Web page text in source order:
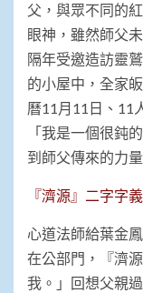
父，與眾不同的
眼神，雖然師父
隔年受邀造訪靈
的小屋中，全家
曆11月11日、11
「我是一個很鈍
到師父傳來的力量
『濟源』二字字
心道法師給葉金
在公部門，『濟
我。」回想父親